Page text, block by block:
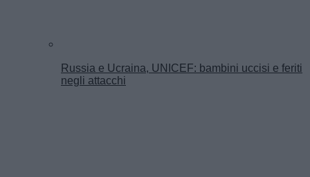
Russia e Ucraina, UNICEF: bambini uccisi e feriti
negli attacchi